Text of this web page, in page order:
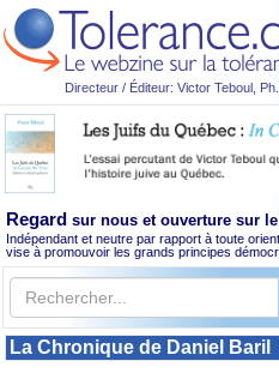
Directeur / Éditeur: Victor Teboul,
Regard sur nous et ouverture sur
Indépendant et neutre par rapport à toute
vise à promouvoir les grands principes
La Chronique de Daniel Baril